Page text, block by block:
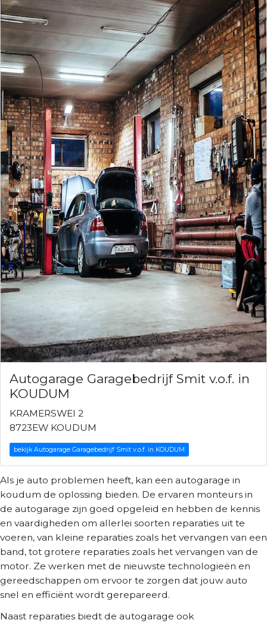
Autogarage Garagebedrijf Smit v.o.f. in
KOUDUM
KRAMERSWEI 2
8723EW KOUDUM
bekijk Autogarage Garagebedrijf Smit v.o.f. in KOUDUM
Als je auto problemen heeft, kan een autogarage in
koudum de oplossing bieden. De ervaren monteurs in
de autogarage zijn goed opgeleid en hebben de kennis
en vaardigheden om allerlei soorten reparaties uit te
voeren, van kleine reparaties zoals het vervangen van een
band, tot grotere reparaties zoals het vervangen van de
motor. Ze werken met de nieuwste technologieën en
gereedschappen om ervoor te zorgen dat jouw auto
snel en efficiënt wordt gerepareerd.
Naast reparaties biedt de autogarage ook